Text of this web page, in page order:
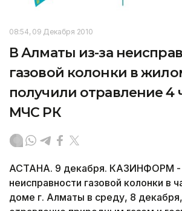
08:54, 09 Декабря 2010
В Алматы из-за
газовой колонки в
получили отравление 4
МЧС РК
АСТАНА. 9 декабря. КАЗИНФОРМ -
неисправности газовой колонки в
доме г. Алматы в среду, 8